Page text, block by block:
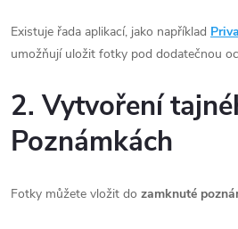
Existuje řada aplikací, jako například
umožňují uložit fotky pod dodatečnou
2. Vytvoření
Poznámkách
Fotky můžete vložit do zamknuté